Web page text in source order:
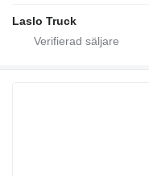
Laslo Truck